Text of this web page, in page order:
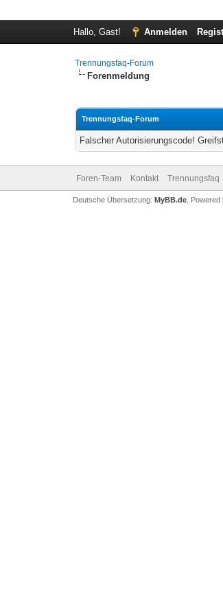
Hallo, Gast! Anmelden
Trennungsfaq-Forum
Forenmeldung
Trennungsfaq-Forum
Falscher Autorisierungscode!
Foren-Team Kontakt Trennungsfaq
Deutsche Übersetzung: MyBB.de, Powered